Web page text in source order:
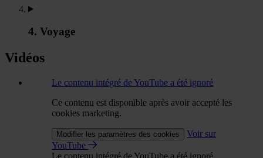
4. Voyage
Vidéos
Le contenu intégré de YouTube a été ignoré
Ce contenu est disponible après avoir accepté les
cookies marketing.
Modifier les paramètres des cookies
Voir sur
YouTube